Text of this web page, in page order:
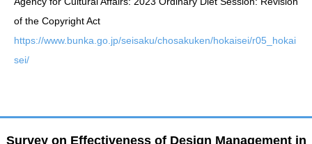
of the Copyright Act
https://www.bunka.go.jp/seisaku/chosakuken/hokaisei/r05_hokai
sei/
Survey on Effectiveness of Design Management in